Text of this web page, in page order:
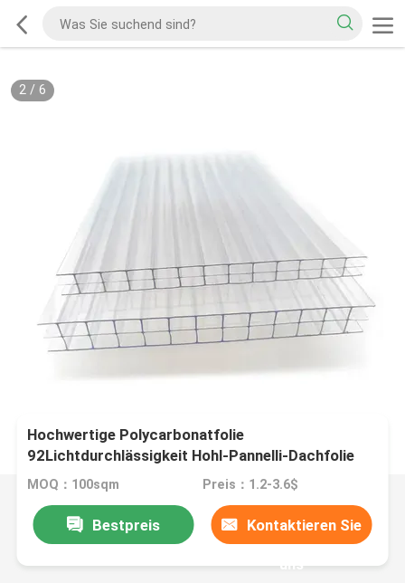
2/ 6
Hochwertige Polycarbonatfolie
92Lichtdurchlässigkeit Hohl-Pannelli-Dachfolie
Bienenstock klares Kunststofffolie
MOQ：100sqm Preis：1.2-3.6$
Bestpreis Kontaktieren Sie
uns